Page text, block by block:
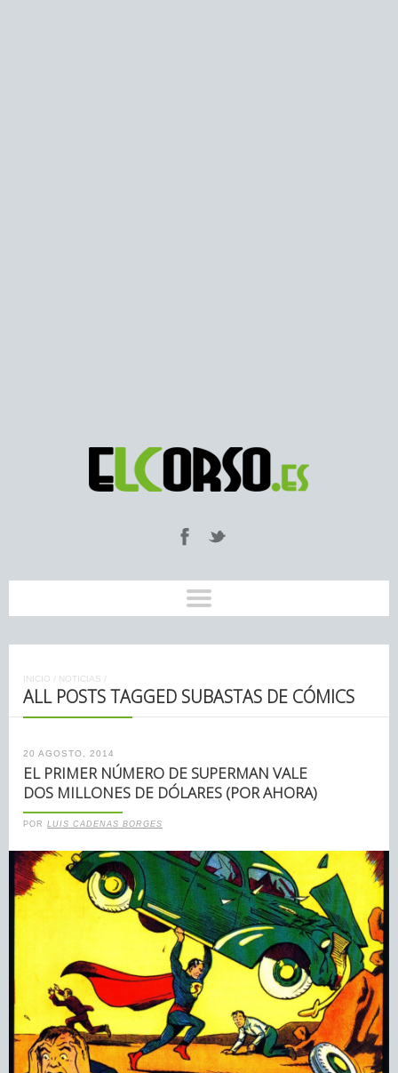
INICIO / NOTICIAS /
ALL POSTS TAGGED SUBASTAS DE CÓMICS
20 AGOSTO, 2014
EL PRIMER NÚMERO DE SUPERMAN VALE
DOS MILLONES DE DÓLARES (POR AHORA)
POR LUIS CADENAS BORGES